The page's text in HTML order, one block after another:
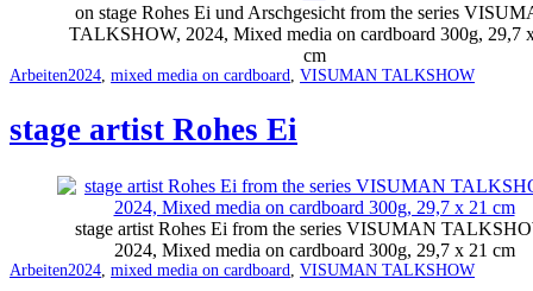
on stage Rohes Ei und Arschgesicht from the series
TALKSHOW, 2024, Mixed media on cardboard 300g, 29,7
cm
Categorized
ArbeitenTagged
2024 mixed media on cardboard VISUMAN TALKSHOW
stage artist Rohes Ei
stage artist Rohes Ei from the series VISUMAN
2024, Mixed media on cardboard 300g, 29,7 x 21 cm
Categorized
ArbeitenTagged
2024 mixed media on cardboard VISUMAN TALKSHOW